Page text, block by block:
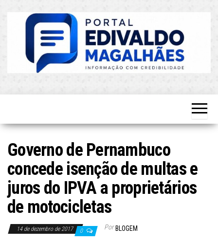
Atualizado!
Governo de Pernambuco
concede isenção de multas e
juros do IPVA a proprietários
de motocicletas
14 de dezembro de 2017 0 Por BLOGEM